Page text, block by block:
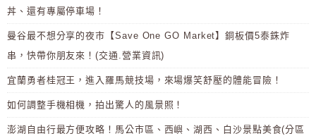
丼、還有專屬停車場！
曼谷最不想分享的夜市【Save One GO Market】銅板價5泰銖炸
串，快帶你朋友來！(交通.營業資訊)
宜蘭勇者桂冠王，進入羅馬競技場，來場爆笑舒壓的體能冒險！
如何調整手機相機，拍出驚人的風景照！
澎湖自由行最方便攻略！馬公市區、西嶼、湖西、白沙景點美食(分區